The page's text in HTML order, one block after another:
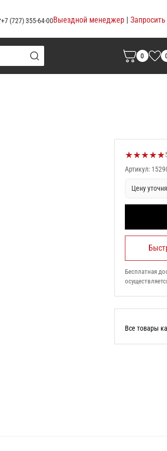
+7 (727) 355-64-00Выездной менеджер |
0
★★★★★
Артикул:
Цену
Бесплатная
Все товары